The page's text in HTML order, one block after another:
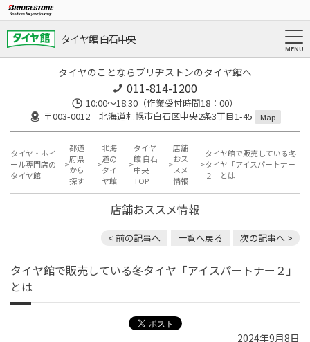
タイヤ館 白石中央
タイヤのことならブリヂストンのタイヤ館へ
011-814-1200
10:00～18:30（作業受付時間18：00）
〒003-0012 北海道札幌市白石区中央2条3丁目1-45
Map
タイヤ・ホイ
ール専門店の
タイヤ館
都道
府県
から
探す
北海
道の
タイ
ヤ館
タイヤ
館 白石
中央
TOP
店舗
おス
スメ
情報
タイヤ館で販売している冬
タイヤ「アイスパートナー
２」とは
店舗おススメ情報
< 前の記事へ 一覧へ戻る 次の記事へ >
タイヤ館で販売している冬タイヤ「アイスパートナー２」
とは
2024年9月8日